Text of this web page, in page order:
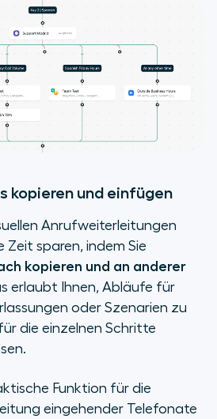
kopieren und einfügen
Anrufweiterleitungen
Zeit sparen, indem Sie
kopieren und an anderer
erlaubt Ihnen, Abläufe für
oder Szenarien zu
die einzelnen Schritte
Funktion für die
eingehender Telefonate